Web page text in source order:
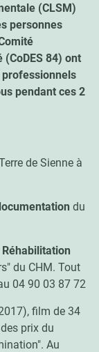
(CLSM)
personnes
84) ont
pendant ces 2
de Sienne à
du
du CHM. Tout
04 90 03 87 72
film de 34
prix du
Au